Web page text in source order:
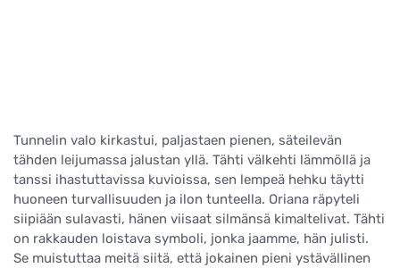
Tunnelin valo kirkastui, paljastaen pienen, säteilevän
tähden leijumassa jalustan yllä. Tähti välkehti lämmöllä ja
tanssi ihastuttavissa kuvioissa, sen lempeä hehku täytti
huoneen turvallisuuden ja ilon tunteella. Oriana räpyteli
siipiään sulavasti, hänen viisaat silmänsä kimaltelivat. Tähti
on rakkauden loistava symboli, jonka jaamme, hän julisti.
Se muistuttaa meitä siitä, että jokainen pieni ystävällinen